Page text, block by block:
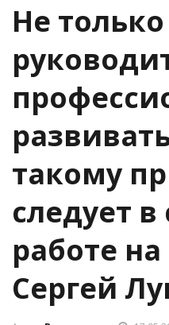
Не только
такому
следует в
работе
Сергей